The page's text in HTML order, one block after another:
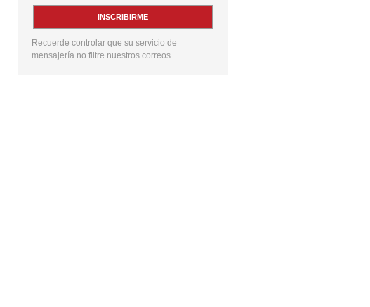
INSCRIBIRME
Recuerde controlar que su servicio de
mensajería no filtre nuestros correos.